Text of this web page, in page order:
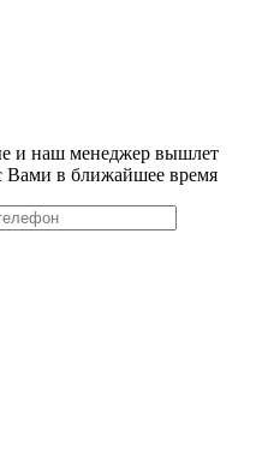
и наш менеджер вышлет
Вами в ближайшее время